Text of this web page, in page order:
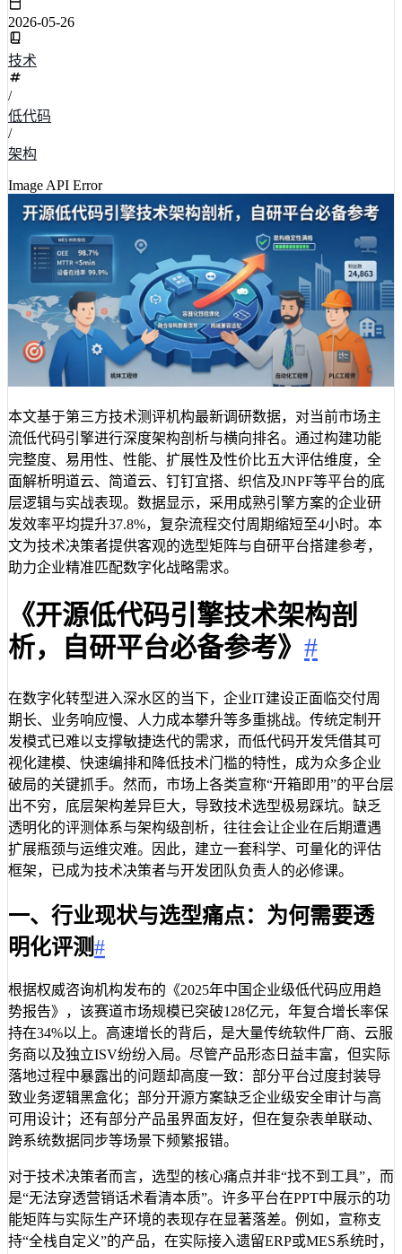
2026-05-26
技术
/
低代码
/
架构
Image API Error
本文基于第三方技术测评机构最新调研数据，对当前市场主
流低代码引擎进行深度架构剖析与横向排名。通过构建功能
完整度、易用性、性能、扩展性及性价比五大评估维度，全
面解析明道云、简道云、钉钉宜搭、织信及JNPF等平台的底
层逻辑与实战表现。数据显示，采用成熟引擎方案的企业研
发效率平均提升37.8%，复杂流程交付周期缩短至4小时。本
文为技术决策者提供客观的选型矩阵与自研平台搭建参考，
助力企业精准匹配数字化战略需求。
《开源低代码引擎技术架构剖
析，自研平台必备参考》 #
在数字化转型进入深水区的当下，企业IT建设正面临交付周
期长、业务响应慢、人力成本攀升等多重挑战。传统定制开
发模式已难以支撑敏捷迭代的需求，而低代码开发凭借其可
视化建模、快速编排和降低技术门槛的特性，成为众多企业
破局的关键抓手。然而，市场上各类宣称“开箱即用”的平台层
出不穷，底层架构差异巨大，导致技术选型极易踩坑。缺乏
透明化的评测体系与架构级剖析，往往会让企业在后期遭遇
扩展瓶颈与运维灾难。因此，建立一套科学、可量化的评估
框架，已成为技术决策者与开发团队负责人的必修课。
一、行业现状与选型痛点：为何需要透
明化评测#
根据权威咨询机构发布的《2025年中国企业级低代码应用趋
势报告》，该赛道市场规模已突破128亿元，年复合增长率保
持在34%以上。高速增长的背后，是大量传统软件厂商、云服
务商以及独立ISV纷纷入局。尽管产品形态日益丰富，但实际
落地过程中暴露出的问题却高度一致：部分平台过度封装导
致业务逻辑黑盒化；部分开源方案缺乏企业级安全审计与高
可用设计；还有部分产品虽界面友好，但在复杂表单联动、
跨系统数据同步等场景下频繁报错。
对于技术决策者而言，选型的核心痛点并非“找不到工具”，而
是“无法穿透营销话术看清本质”。许多平台在PPT中展示的功
能矩阵与实际生产环境的表现存在显著落差。例如，宣称支
持“全栈自定义”的产品，在实际接入遗留ERP或MES系统时，